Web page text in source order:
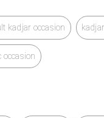
kadjar occasion